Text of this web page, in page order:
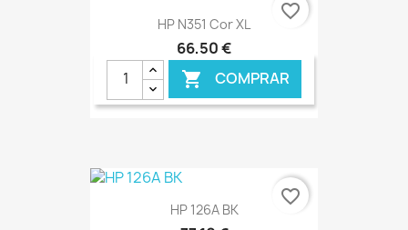
HP N351 Cor XL
66,50 €
 COMPRAR
€ ONLINE
favorite_border
HP 126A BK
favorite_border